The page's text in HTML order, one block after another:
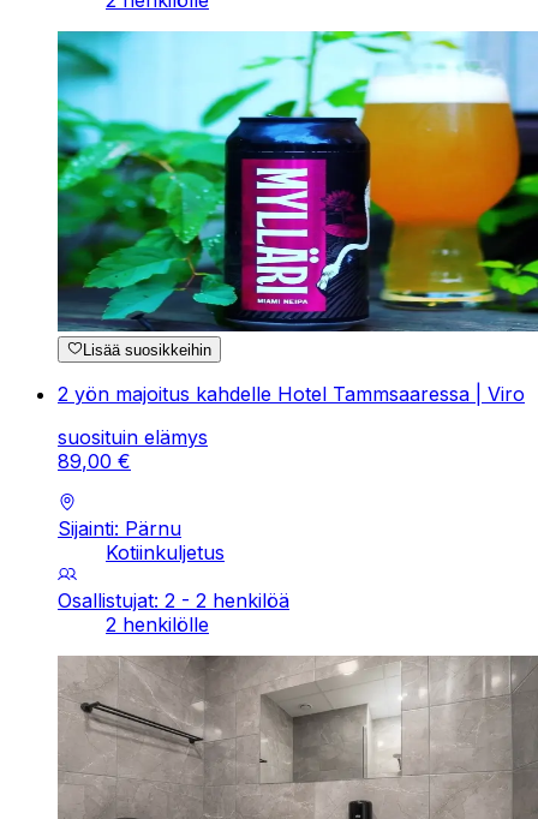
Lisää suosikkeihin
2 yön majoitus kahdelle Hotel Tammsaaressa | Viro
suosituin elämys
89,00 €
Sijainti: Pärnu
Kotiinkuljetus
Osallistujat: 2 - 2 henkilöä
2 henkilölle